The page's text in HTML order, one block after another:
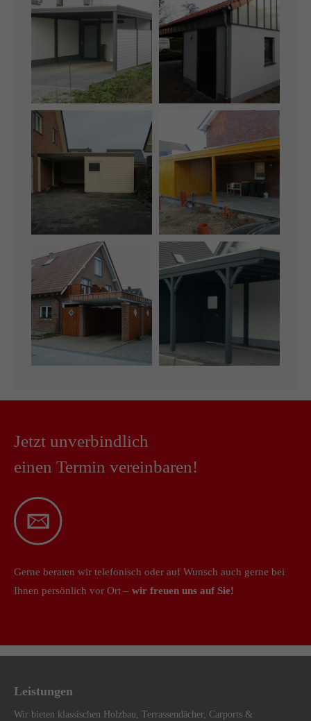
Jetzt unverbindlich
einen Termin vereinbaren!
Gerne beraten wir telefonisch oder auf Wunsch auch gerne bei
Ihnen persönlich vor Ort – wir freuen uns auf Sie!
Leistungen
Wir bieten klassischen Holzbau, Terrassendächer, Carports &